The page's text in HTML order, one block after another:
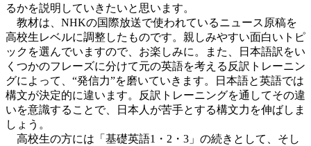
るかを説明していきたいと思います。
教材は、NHKの国際放送で使われているニュース原稿を
高校生レベルに調整したものです。親しみやすい面白いトピ
ックを選んでいますので、お楽しみに。また、日本語訳をい
くつかのフレーズに分けて元の英語を考える反訳トレーニン
グによって、“発信力”を磨いていきます。日本語と英語では
構文が決定的に違います。反訳トレーニングを通してその違
いを意識することで、日本人が苦手とする構文力を伸ばしま
しょう。
高校生の方には「基礎英語1・2・3」の続きとして、そし